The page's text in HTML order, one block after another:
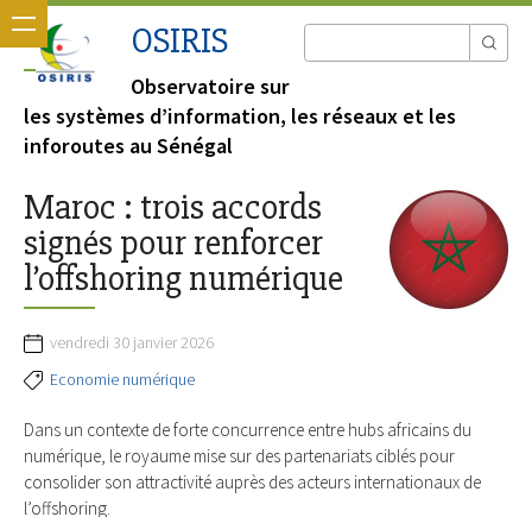
OSIRIS
Observatoire sur
les systèmes d’information, les réseaux et les
inforoutes au Sénégal
Maroc : trois accords
signés pour renforcer
l’offshoring numérique
vendredi 30 janvier 2026
Economie numérique
Dans un contexte de forte concurrence entre hubs africains du
numérique, le royaume mise sur des partenariats ciblés pour
consolider son attractivité auprès des acteurs internationaux de
l’offshoring.